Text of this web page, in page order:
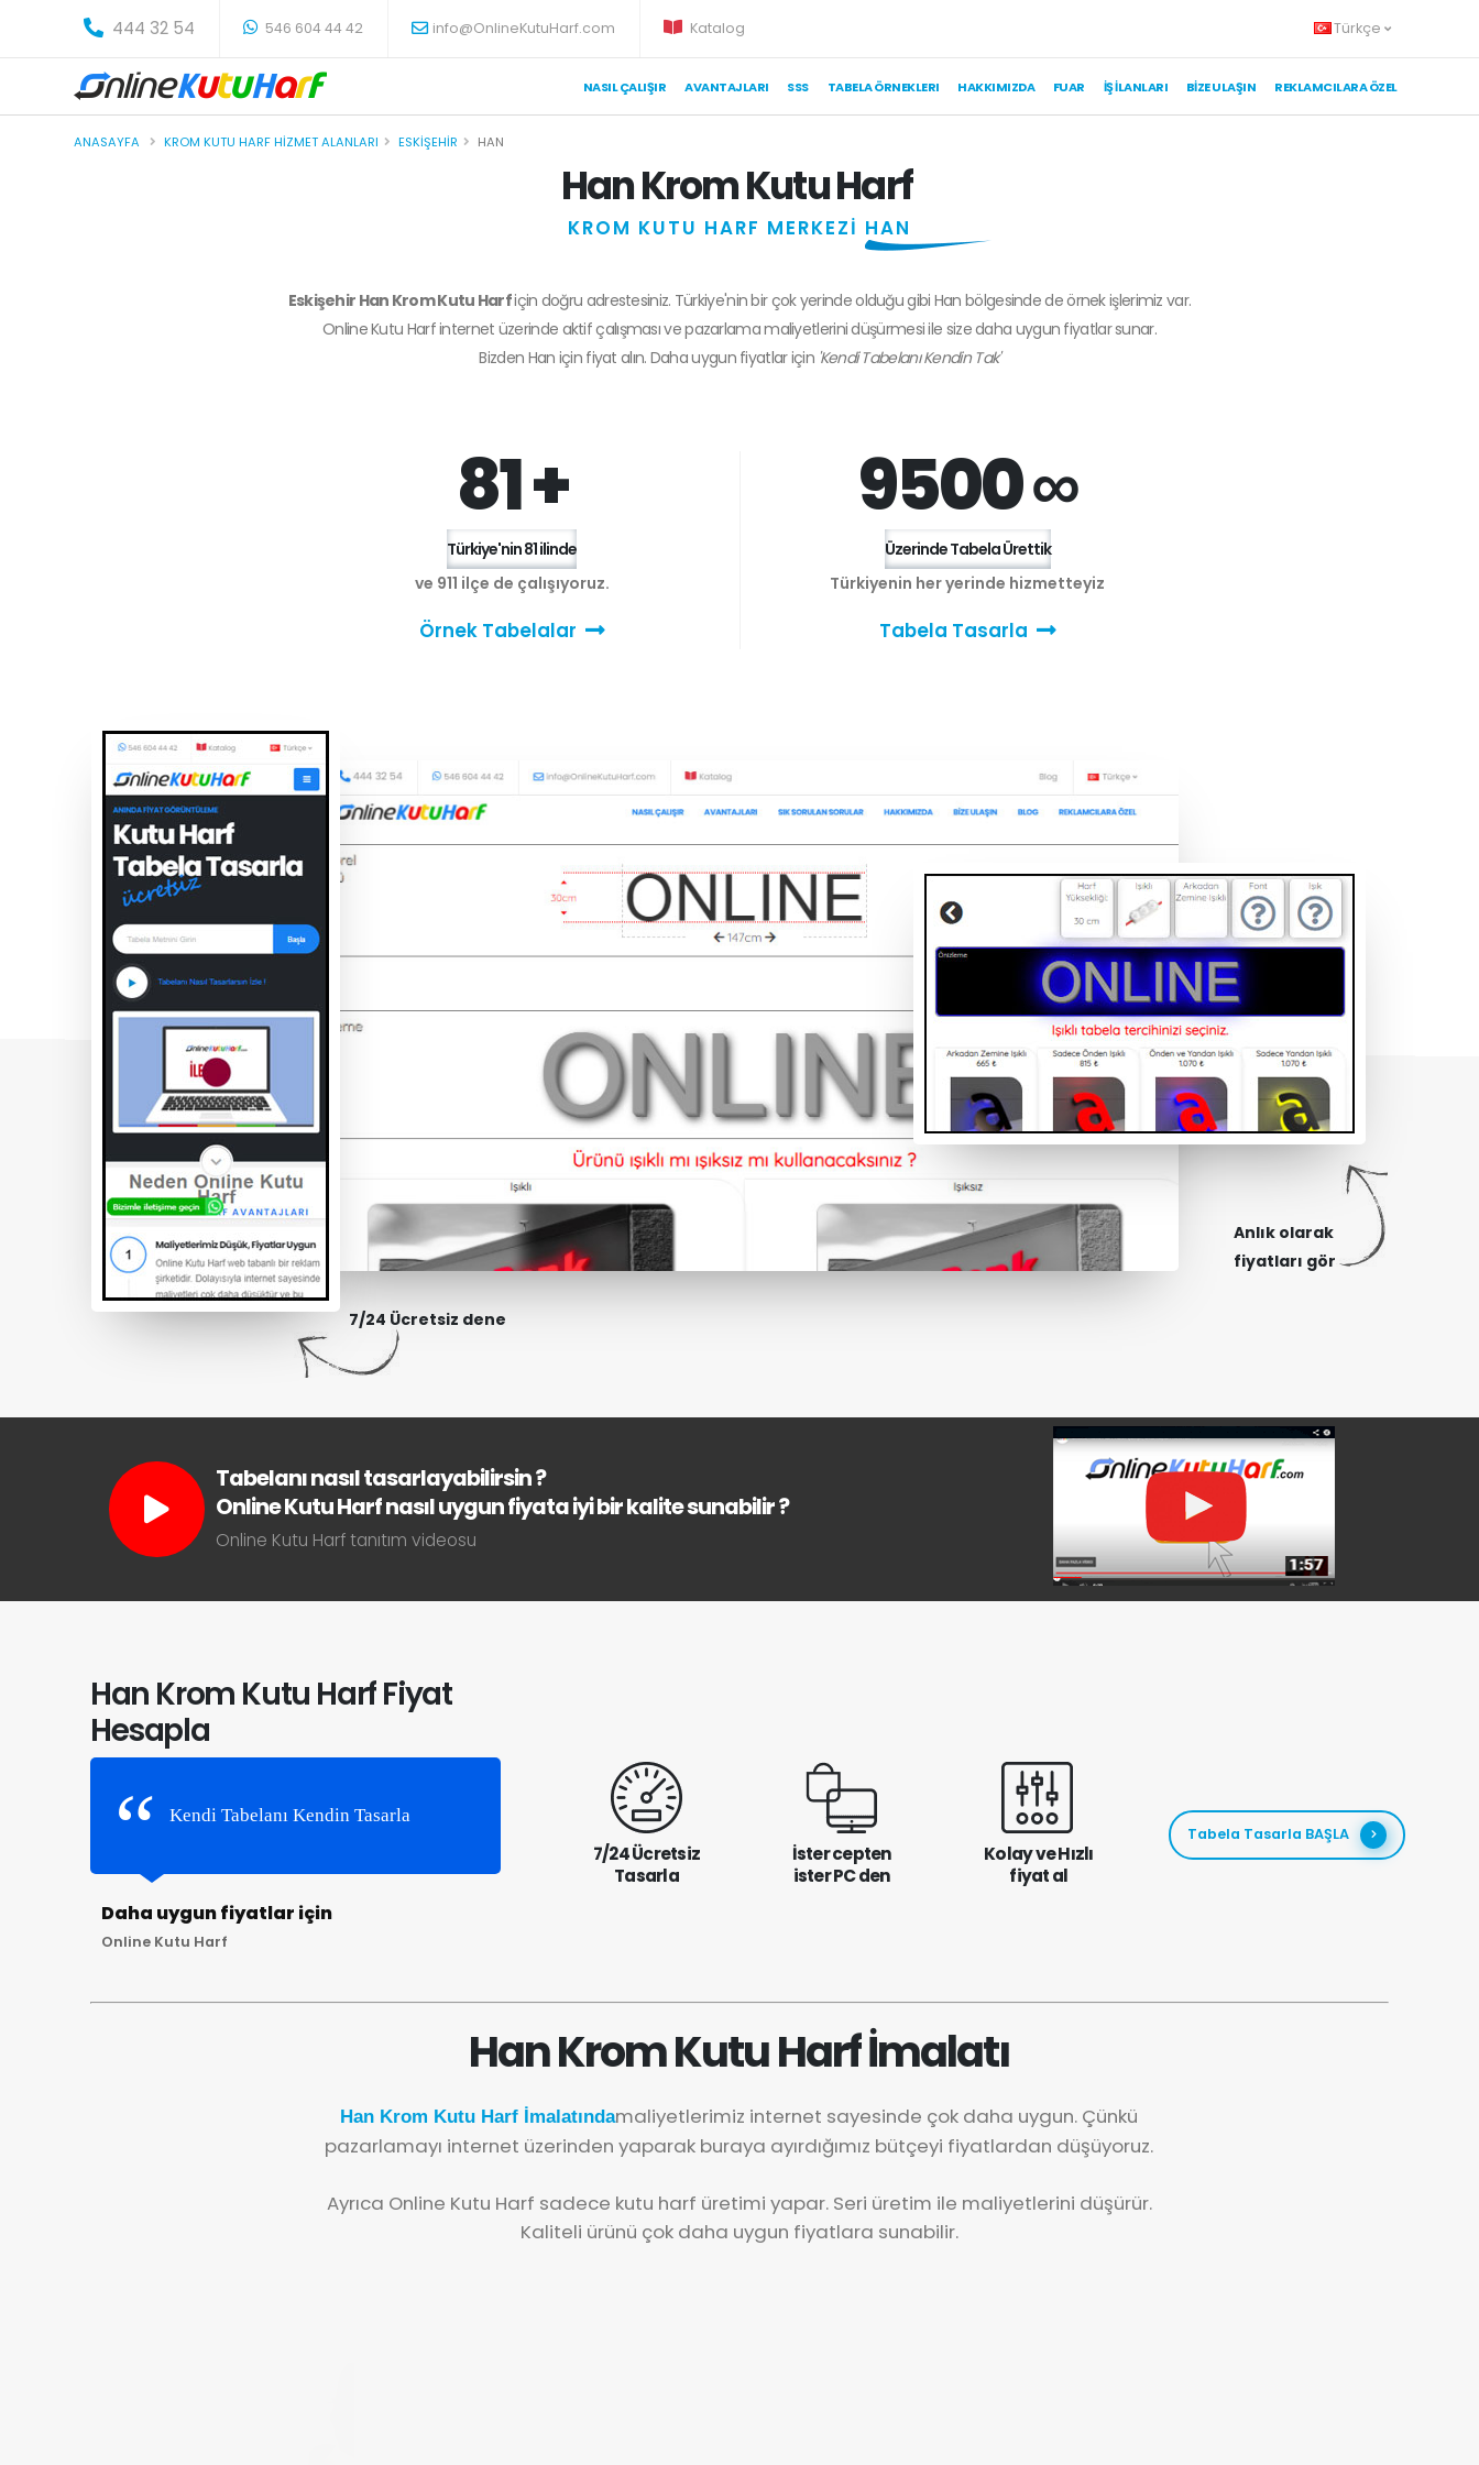
444 32 54 546 604 44 42 info@OnlineKutuHarf.com Katalog Türkçe
NASIL ÇALIŞIR AVANTAJLARI SSS TABELA ÖRNEKLERI HAKKIMIZDA FUAR İŞ İLANLARI BIZE ULAŞIN REKLAMCILARA ÖZEL
ANASAYFA KROM KUTU HARF HIZMET ALANLARI ESKIŞEHIR HAN
Han Krom Kutu Harf
KROM KUTU HARF MERKEZİ HAN
Eskişehir Han Krom Kutu Harfiçin doğru adrestesiniz. Türkiye'nin bir çok yerinde olduğu gibi Han bölgesinde de örnek işlerimiz var.
Online Kutu Harf internet üzerinde aktif çalışması ve pazarlama maliyetlerini düşürmesi ile size daha uygun fiyatlar sunar.
Bizden Han için fiyat alın. Daha uygun fiyatlar için 'Kendi Tabelanı Kendin Tak'
81 +
Türkiye'nin 81 ilinde
ve 911 ilçe de çalışıyoruz.
Örnek Tabelalar
9500 ∞
Üzerinde Tabela Ürettik
Türkiyenin her yerinde hizmetteyiz
Tabela Tasarla
7/24 Ücretsiz dene
Anlık olarak
fiyatları gör
Tabelanı nasıl tasarlayabilirsin ?
Online Kutu Harf nasıl uygun fiyata iyi bir kalite sunabilir ?
Online Kutu Harf tanıtım videosu
Han Krom Kutu Harf Fiyat
Hesapla
Kendi Tabelanı Kendin Tasarla
Daha uygun fiyatlar için
Online Kutu Harf
7/24 Ücretsiz
Tasarla
İster cepten
ister PC den
Kolay ve Hızlı
fiyat al
Tabela Tasarla BAŞLA
Han Krom Kutu Harf İmalatı
Han Krom Kutu Harf İmalatındamaliyetlerimiz internet sayesinde çok daha uygun. Çünkü
pazarlamayı internet üzerinden yaparak buraya ayırdığımız bütçeyi fiyatlardan düşüyoruz.
Ayrıca Online Kutu Harf sadece kutu harf üretimi yapar. Seri üretim ile maliyetlerini düşürür.
Kaliteli ürünü çok daha uygun fiyatlara sunabilir.